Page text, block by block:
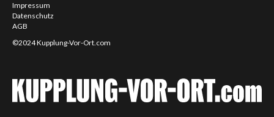
Impressum
Datenschutz
AGB
©2024 Kupplung-Vor-Ort.com